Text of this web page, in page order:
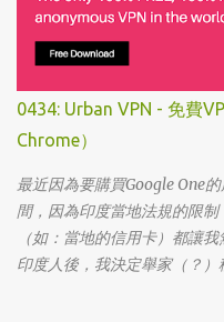
劇。第一集看完的時候，說
因為開頭讓我覺得無厘頭的
讓我好難入戲。 為什麼要作
當我推這部戲給朋友的時候
就沒事了… 很可惜的是，當後
法體會，因為她在第一集就陣
還是在劇荒中，再重看第一
面。像是大叔上班時原來是講
臉，讓人恐懼；另外大叔老
嚇到。 看這鏡頭有時候都不
0434: Urban VPN - 免費
Chrome）
最近因為要購買Google One
間，因為印度當地法規的限
（如：當地的信用卡）都讓
印度人後，我決定舉家（？）